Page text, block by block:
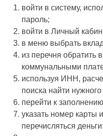
войти в систему,
пароль;
войти в Личный
в меню выбрать
из перечня обратить
коммунальными
используя ИНН,
поиска найти
перейти к
указать номер карты
перечисляться деньги;